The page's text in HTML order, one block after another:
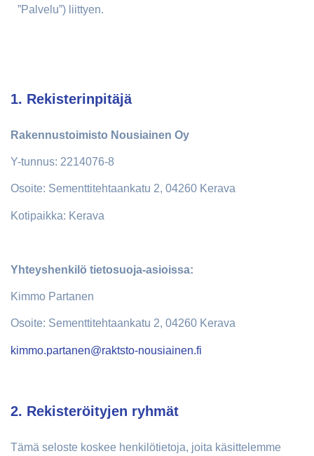
”Palvelu”) liittyen.
1. Rekisterinpitäjä
Rakennustoimisto Nousiainen Oy
Y-tunnus: 2214076-8
Osoite: Sementtitehtaankatu 2, 04260 Kerava
Kotipaikka: Kerava
Yhteyshenkilö tietosuoja-asioissa:
Kimmo Partanen
Osoite: Sementtitehtaankatu 2, 04260 Kerava
kimmo.partanen@raktsto-nousiainen.fi
2. Rekisteröityjen ryhmät
Tämä seloste koskee henkilötietoja, joita käsittelemme